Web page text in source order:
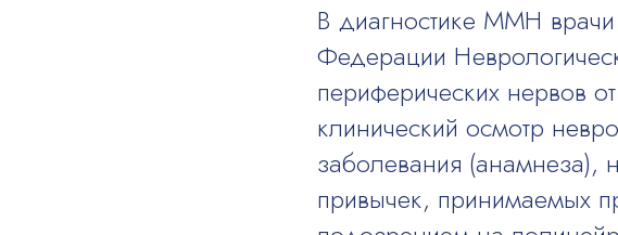
В диагностике ММН врачи
Федерации
периферических нервов
клинический осмотр
заболевания (анамнеза),
привычек, принимаемых